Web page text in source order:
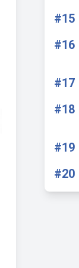
#15
#16
#17
#18
#19
#20